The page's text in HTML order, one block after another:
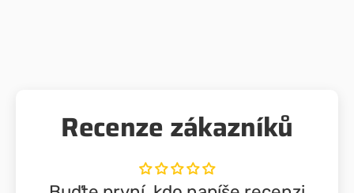
Recenze zákazníků